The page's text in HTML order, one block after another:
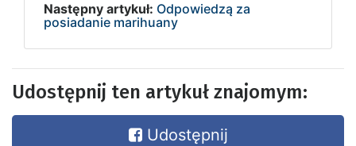
Następny artykuł: Odpowiedzą za
posiadanie marihuany
Udostępnij ten artykuł znajomym:
Udostępnij